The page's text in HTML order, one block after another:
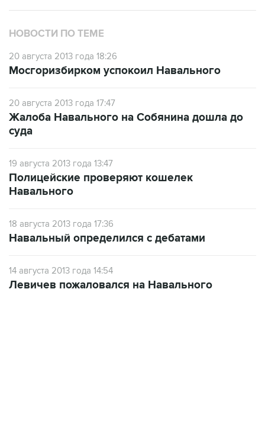
НОВОСТИ ПО ТЕМЕ
20 августа 2013 года 18:26
Мосгоризбирком успокоил Навального
20 августа 2013 года 17:47
Жалоба Навального на Собянина дошла до
суда
19 августа 2013 года 13:47
Полицейские проверяют кошелек
Навального
18 августа 2013 года 17:36
Навальный определился с дебатами
14 августа 2013 года 14:54
Левичев пожаловался на Навального